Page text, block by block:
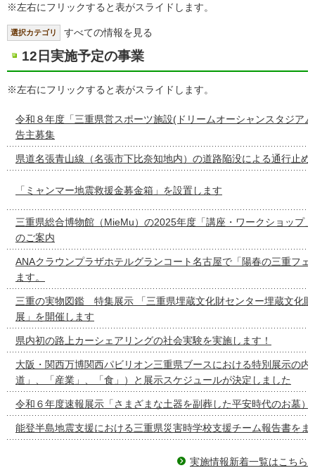
※左右にフリックすると表がスライドします。
選択カテゴリ すべての情報を見る
12日実施予定の事業
※左右にフリックすると表がスライドします。
令和８年度「三重県営スポーツ施設(ドリームオーシャンスタジア
告主募集
県道名張青山線（名張市下比奈知地内）の道路陥没による通行止め
「ミャンマー地震救援金募金箱」を設置します
三重県総合博物館（MieMu）の2025年度「講座・ワークショップ
のご案内
ANAクラウンプラザホテルグランコート名古屋で「陽春の三重フェ
ます。
三重の実物図鑑 特集展示 「三重県埋蔵文化財センター埋蔵文化
展」を開催します
県内初の路上カーシェアリングの社会実験を実施します！
大阪・関西万博関西パビリオン三重県ブースにおける特別展示の内
道」、「産業」、「食」）と展示スケジュールが決定しました
令和６年度速報展示「さまざまな土器を副葬した平安時代のお墓）
能登半島地震支援における三重県災害時学校支援チーム報告書をま
実施情報新着一覧はこちら